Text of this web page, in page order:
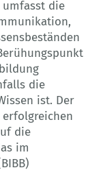
umfasst die
die
ist. Der
erfolgreichen
die
im